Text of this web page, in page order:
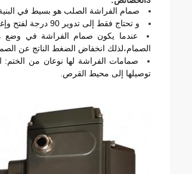
صمام الفراشة الصلب هو بسيط في
و تحتاج فقط إلى تدوير 90 درجة لفتح وإغلاق بسرعة، والعملية بسيطة، والصمام الكهربائي لديه خصائص جيدة التحكم في السائل.
الصمام،لذلك انخفاض الضغط الناتج عن
صمامات الفراشة لها نوعان من الختم:
توصيلها إلى محيط القرص.